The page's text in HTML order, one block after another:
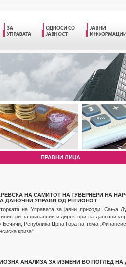
ПРАВНИ ЛИЦА
НА САМИТОТ НА ГУВЕРНЕРИ НА
ДАНОЧНИ УПРАВИ ОД РЕГИОНОТ
на Управата за јавни приходи, Сања
за финансии и директори на даночни
Бечичи, Република Црна Гора на тема
криза“...
АНАЛИЗА ЗА ИЗМЕНИ ВО ПОГЛЕД